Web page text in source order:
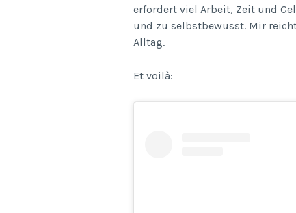
erfordert viel Arbeit, Zeit und
und zu selbstbewusst. Mir
Alltag.
Et voilà: